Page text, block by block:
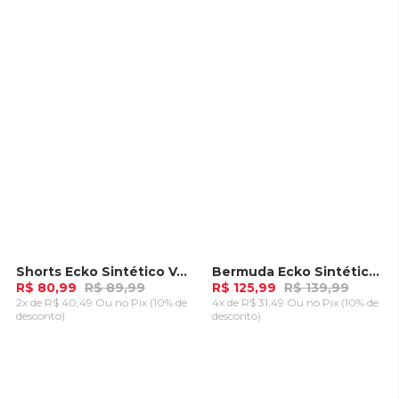
-10%Shorts Ecko Sintético Vermelha
R$ 80,99 R$ 89,99
2x de R$ 40,49 Ou no Pix (10% de
desconto)
-10%
Bermuda Ecko Sintética Caqui
R$ 125,99 R$ 139,99
4x de R$ 31,49 Ou no Pix (10% de
desconto)